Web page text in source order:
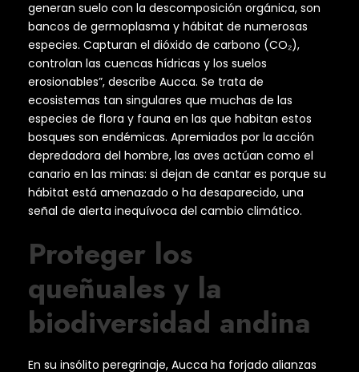
generan suelo con la descomposición orgánica, son
bancos de germoplasma y hábitat de numerosas
especies. Capturan el dióxido de carbono (CO₂),
controlan las cuencas hídricas y los suelos
erosionables”, describe Aucca. Se trata de
ecosistemas tan singulares que muchas de las
especies de flora y fauna en las que habitan estos
bosques son endémicas. Apremiados por la acción
depredadora del hombre, las aves actúan como el
canario en las minas: si dejan de cantar es porque su
hábitat está amenazado o ha desaparecido, una
señal de alerta inequívoca del cambio climático.
Proteger los
queñuales y la
biodiversidad andina
En su insólito peregrinaje, Aucca ha forjado alianzas